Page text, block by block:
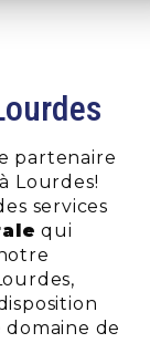
partenaire
Lourdes!
services
qui
de